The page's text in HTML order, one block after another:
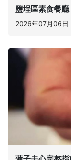
鹽埕區素食餐
2026年07月06日